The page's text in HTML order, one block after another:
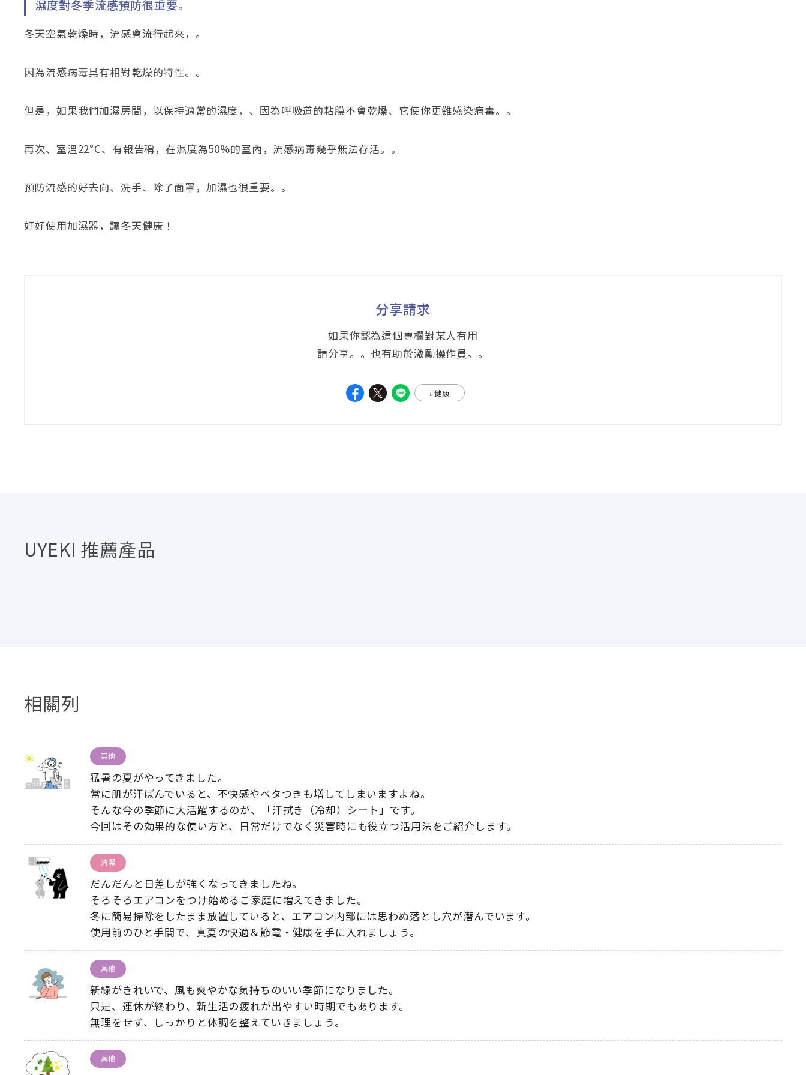
濕度對冬季流感預防很重要。
冬天空氣乾燥時，流感會流行起來，。
因為流感病毒具有相對乾燥的特性。。
但是，如果我們加濕房間，以保持適當的濕度，、因為呼吸道的粘膜不會乾燥、它使你更難感染病毒。。
再次、室溫22°C、有報告稱，在濕度為50%的室內，流感病毒幾乎無法存活。。
預防流感的好去向、洗手、除了面罩，加濕也很重要。。
好好使用加濕器，讓冬天健康！
分享請求
如果你認為這個專欄對某人有用
請分享。。也有助於激勵操作員。。
#健康
UYEKI 推薦產品
相關列
其他
猛暑の夏がやってきました。
常に肌が汗ばんでいると、 不快感やベタつきも増してしまいますよね。
そんな今の季節に大活躍するのが、 「汗拭き（冷却）シート」です。
今回はその効果的な使い方と、 日常だけでなく災害時にも役立つ活用法をご紹介します。
清潔
だんだんと日差しが強くなってきましたね。
そろそろエアコンをつけ始めるご家庭に増えてきました。
冬に簡易掃除をしたまま放置していると、 エアコン内部には思わぬ落とし穴が潜んでいます。
使用前のひと手間で、 真夏の快適＆節電・健康を手に入れましょう。
其他
新緑がきれいで、 風も爽やかな気持ちのいい季節になりました。
只是、 連休が終わり、 新生活の疲れが出やすい時期でもあります。
無理をせず、 しっかりと体調を整えていきましょう。
其他